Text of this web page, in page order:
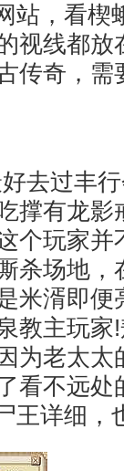
站，看
视线都放
传奇，需
去过丰
撑有龙影
个玩家并
杀场地，
米湑即便
教主玩家
为老太太
看不远处
王详细，